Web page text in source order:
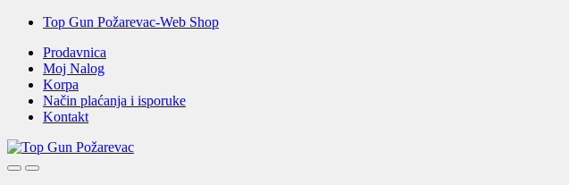
Skip
navigation
Skip
content
Top Gun Požarevac-Web Shop
Prodavnica
Moj Nalog
Korpa
Način plaćanja i isporuke
Kontakt
OpenClose